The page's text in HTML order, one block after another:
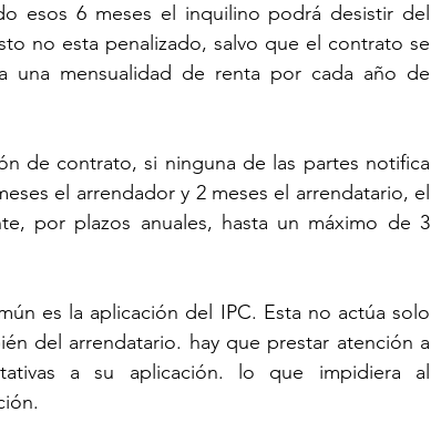
esos 6 meses el inquilino podrá desistir del
no esta penalizado, salvo que el contrato se
una mensualidad de renta por cada año de
de contrato, si ninguna de las partes notifica
el arrendador y 2 meses el arrendatario, el
por plazos anuales, hasta un máximo de 3
es la aplicación del IPC. Esta no actúa solo
del arrendatario. hay que prestar atención a
a su aplicación. lo que impidiera al